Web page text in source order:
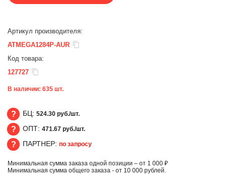
Артикул производителя:
ATMEGA1284P-AUR
Код товара:
127727
В наличии: 635 шт.
БЦ
БЦ: 524.30 руб./шт.
ОПТ
ОПТ: 471.67 руб./шт.
ПАРТНЕР
ПАРТНЕР: по запросу
Минимальная сумма заказа одной позиции – от 1 000 ₽
Минимальная сумма общего заказа - от 10 000 рублей.